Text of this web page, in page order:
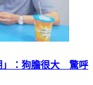
」：狗膽很大 驚呼